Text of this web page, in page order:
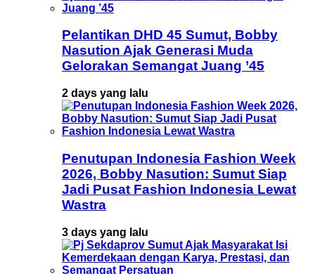
Pelantikan DHD 45 Sumut, Bobby
Nasution Ajak Generasi Muda
Gelorakan Semangat Juang ’45
2 days yang lalu
Penutupan Indonesia Fashion Week
2026, Bobby Nasution: Sumut Siap
Jadi Pusat Fashion Indonesia Lewat
Wastra
3 days yang lalu